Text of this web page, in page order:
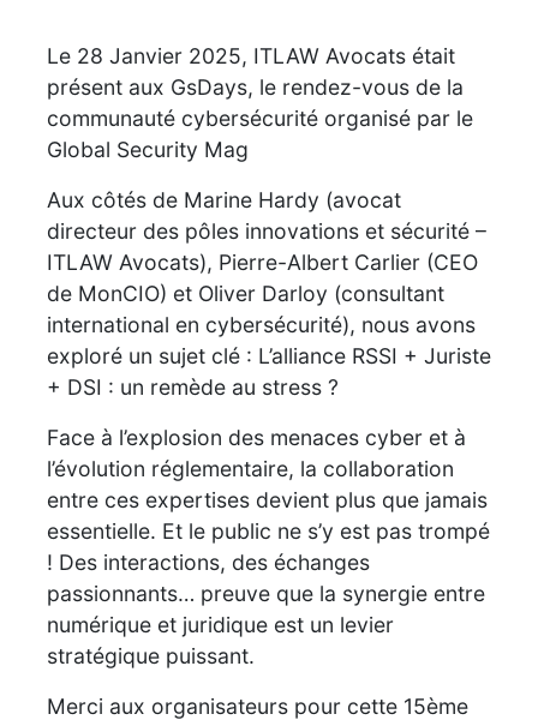
Le 28 Janvier 2025, ITLAW Avocats était
présent aux GsDays, le rendez-vous de la
communauté cybersécurité organisé par le
Global Security Mag
Aux côtés de Marine Hardy (avocat
directeur des pôles innovations et sécurité –
ITLAW Avocats), Pierre-Albert Carlier (CEO
de MonCIO) et Oliver Darloy (consultant
international en cybersécurité), nous avons
exploré un sujet clé : L’alliance RSSI + Juriste
+ DSI : un remède au stress ?
Face à l’explosion des menaces cyber et à
l’évolution réglementaire, la collaboration
entre ces expertises devient plus que jamais
essentielle. Et le public ne s’y est pas trompé
! Des interactions, des échanges
passionnants… preuve que la synergie entre
numérique et juridique est un levier
stratégique puissant.
Merci aux organisateurs pour cette 15ème